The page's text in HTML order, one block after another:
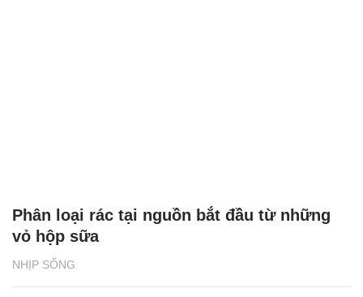
NHỊP SỐNG
Phân loại rác tại nguồn bắt đầu từ những
vỏ hộp sữa